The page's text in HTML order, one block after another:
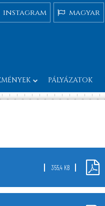
instagram magyar
PÁLYÁZATOK
355,4 KB